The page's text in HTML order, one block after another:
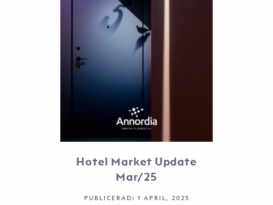
Hotel Market Update
Mar/25
PUBLICERAD: 1 APRIL, 2025